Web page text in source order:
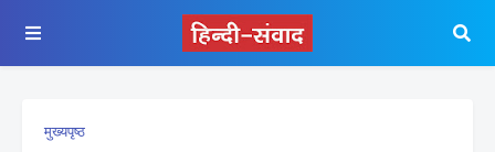
मुख्यपृष्ठ